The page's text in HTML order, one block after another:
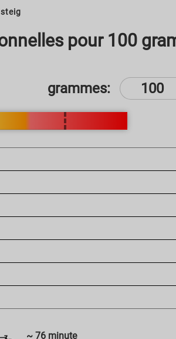
pour 100
grammes:
~76 minute